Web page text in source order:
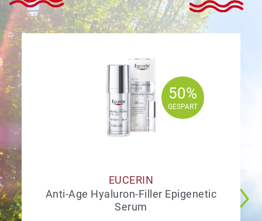
50%
GESPART
50%
GESPART
EUCERIN
Anti-Age Hyaluron-Filler Epigenetic
Serum